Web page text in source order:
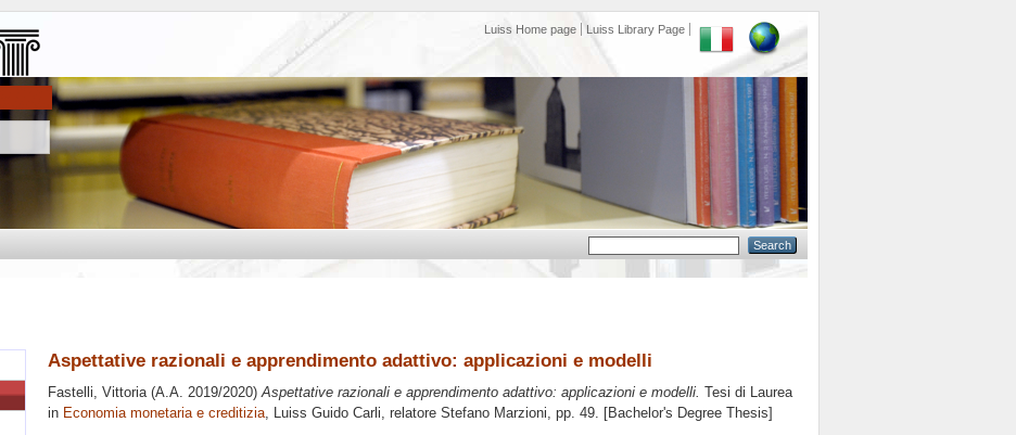
Luiss Home page Luiss Library Page
Aspettative razionali e apprendimento adattivo: applicazioni e modelli
Fastelli, Vittoria(A.A. 2019/2020)Aspettative razionali e apprendimento adattivo: applicazioni e modelli. Tesi di Laurea
in Economia monetaria e creditizia, Luiss Guido Carli, relatore Stefano Marzioni, pp. 49. [Bachelor's Degree Thesis]